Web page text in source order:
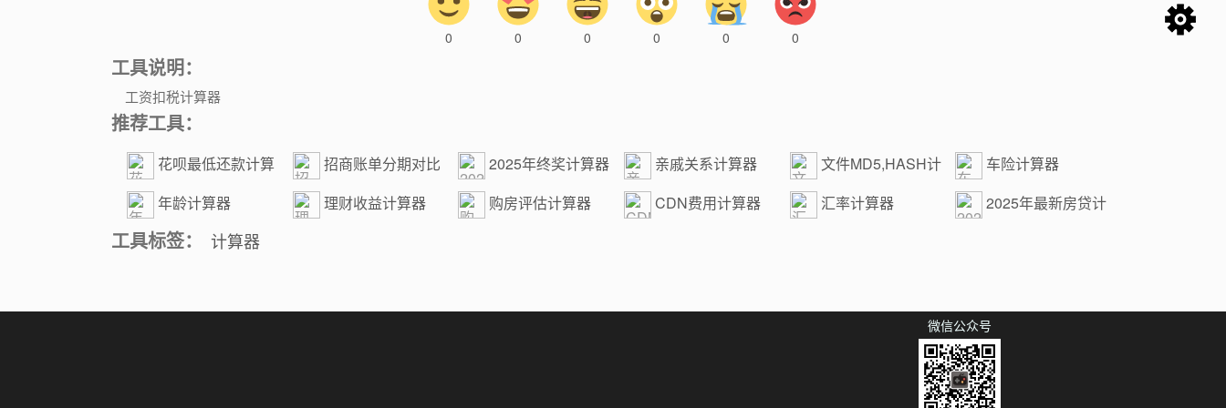
0 0 0 0 0 0
工具说明：
工资扣税计算器
推荐工具：
花呗最低还款计算
招商账单分期对比
工具
2025年终奖计算器 亲戚关系计算器
文件MD5,HASH计
算
车险计算器
年龄计算器
理财收益计算器 购房评估计算器 CDN费用计算器 汇率计算器
2025年最新房贷计
工具标签： 计算器
微信公众号